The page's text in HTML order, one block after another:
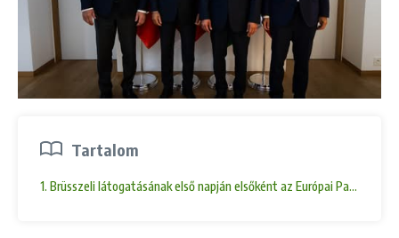
Tartalom
1. Brüsszeli látogatásának első napján elsőként az Európai